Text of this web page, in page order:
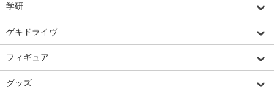
学研
ゲキドライヴ
フィギュア
グッズ